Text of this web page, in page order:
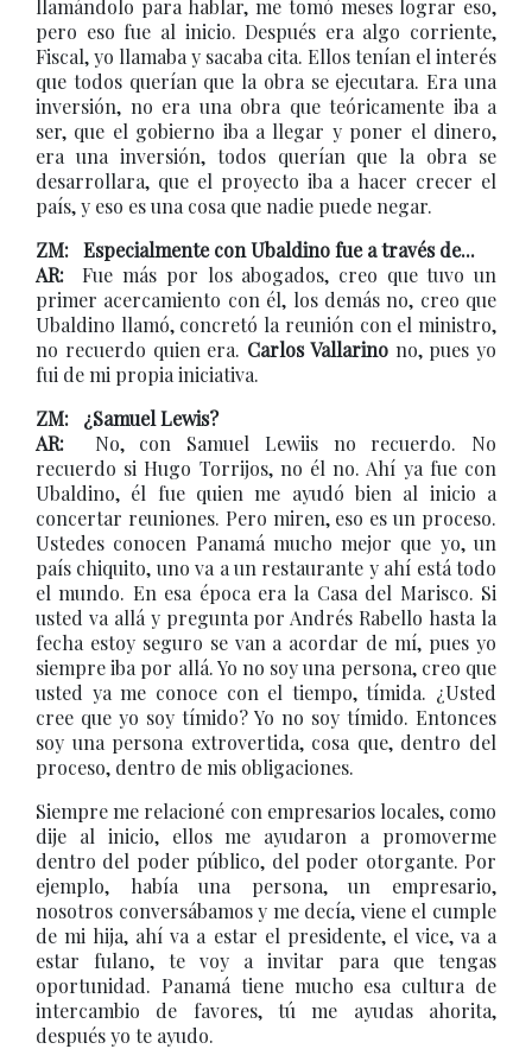
llamándolo para hablar, me tomó meses lograr eso,
pero eso fue al inicio. Después era algo corriente,
Fiscal, yo llamaba y sacaba cita. Ellos tenían el interés
que todos querían que la obra se ejecutara. Era una
inversión, no era una obra que teóricamente iba a
ser, que el gobierno iba a llegar y poner el dinero,
era una inversión, todos querían que la obra se
desarrollara, que el proyecto iba a hacer crecer el
país, y eso es una cosa que nadie puede negar.
ZM: Especialmente con Ubaldino fue a través de...
AR:
Fue más por los abogados, creo que tuvo un
primer acercamiento con él, los demás no, creo que
Ubaldino llamó, concretó la reunión con el ministro,
no recuerdo quien era. Carlos Vallarinono, pues yo
fui de mi propia iniciativa.
ZM: ¿Samuel Lewis?
AR:
No, con Samuel Lewiis no recuerdo. No
recuerdo si Hugo Torrijos, no él no. Ahí ya fue con
Ubaldino, él fue quien me ayudó bien al inicio a
concertar reuniones. Pero miren, eso es un proceso.
Ustedes conocen Panamá mucho mejor que yo, un
país chiquito, uno va a un restaurante y ahí está todo
el mundo. En esa época era la Casa del Marisco. Si
usted va allá y pregunta por Andrés Rabello hasta la
fecha estoy seguro se van a acordar de mí, pues yo
siempre iba por allá. Yo no soy una persona, creo que
usted ya me conoce con el tiempo, tímida. ¿Usted
cree que yo soy tímido? Yo no soy tímido. Entonces
soy una persona extrovertida, cosa que, dentro del
proceso, dentro de mis obligaciones.
Siempre me relacioné con empresarios locales, como
dije al inicio, ellos me ayudaron a promoverme
dentro del poder público, del poder otorgante. Por
ejemplo, había una persona, un empresario,
nosotros conversábamos y me decía, viene el cumple
de mi hija, ahí va a estar el presidente, el vice, va a
estar fulano, te voy a invitar para que tengas
oportunidad. Panamá tiene mucho esa cultura de
intercambio de favores, tú me ayudas ahorita,
después yo te ayudo.